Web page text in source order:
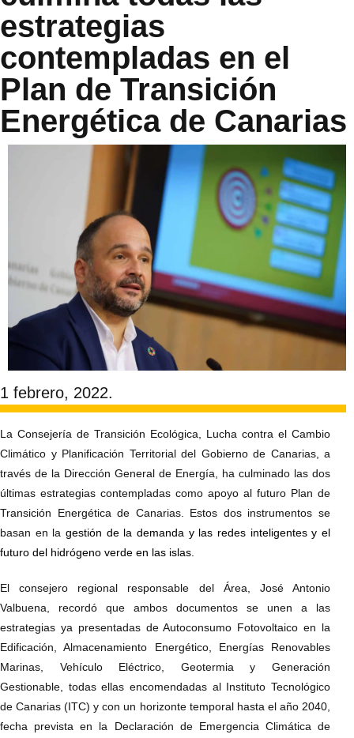
estrategias
contempladas en el
Plan de Transición
Energética de Canarias
1 febrero, 2022.
La Consejería de Transición Ecológica, Lucha contra el Cambio
Climático y Planificación Territorial del Gobierno de Canarias, a
través de la Dirección General de Energía, ha culminado las dos
últimas estrategias contempladas como apoyo al futuro Plan de
Transición Energética de Canarias. Estos dos instrumentos se
basan en la gestión de la demanda y las redes inteligentes y el
futuro del hidrógeno verde en las islas.
El consejero regional responsable del Área, José Antonio
Valbuena, recordó que ambos documentos se unen a las
estrategias ya presentadas de Autoconsumo Fotovoltaico en la
Edificación, Almacenamiento Energético, Energías Renovables
Marinas, Vehículo Eléctrico, Geotermia y Generación
Gestionable, todas ellas encomendadas al Instituto Tecnológico
de Canarias (ITC) y con un horizonte temporal hasta el año 2040,
fecha prevista en la Declaración de Emergencia Climática de